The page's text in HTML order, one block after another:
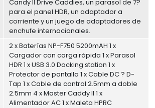
Candy II Drive Caddies, un parasol de 7?
para el panel HDR, un adaptador a
corriente y un juego de adaptadores de
enchufe internacionales.
2 x Baterías NP-F750 5200mAH 1 x
Cargador con carga rápida 1 x Parasol
HDR 1 x USB 3.0 Docking station 1 x
Protector de pantalla 1 x Cable DC ? D-
Tap 1 x Cable de control 2.5mm a doble
2.5mm 4 x Master Caddy II 1 x
Alimentador AC 1 x Maleta HPRC